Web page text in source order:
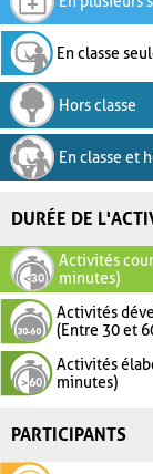
En classe
Hors classe
En classe et
DURÉE DE
Activités
minutes)
Activités
(Entre 30 et
Activités
minutes)
PARTICIPANTS